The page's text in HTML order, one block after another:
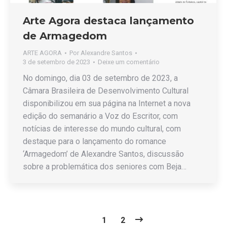
Arte Agora destaca lançamento
de Armagedom
ARTE AGORA Por Alexandre Santos
3 de setembro de 2023
Deixe um comentário
No domingo, dia 03 de setembro de 2023, a
Câmara Brasileira de Desenvolvimento Cultural
disponibilizou em sua página na Internet a nova
edição do semanário a Voz do Escritor, com
notícias de interesse do mundo cultural, com
destaque para o lançamento do romance
‘Armagedom’ de Alexandre Santos, discussão
sobre a problemática dos seniores com Beja…
1 2